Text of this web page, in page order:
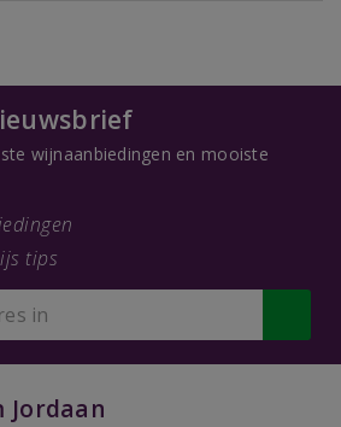
wijnaanbiedingen en mooiste
tips
Jordaan